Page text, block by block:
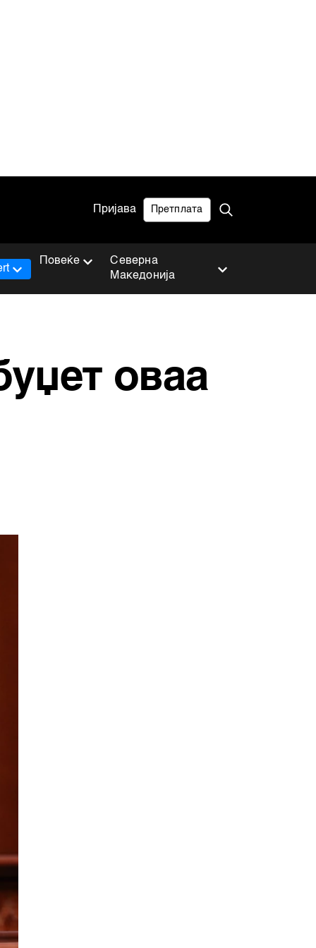
Пријава Претплата
Северна
Македонија
Повеќе
оваа